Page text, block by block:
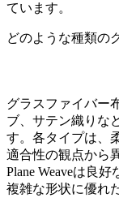
ています。
どのような種類の
グラスファイバー
ブ、サテン織りな
す。各タイプは、
適合性の観点から
Plane Weaveは良
複雑な形状に優れ